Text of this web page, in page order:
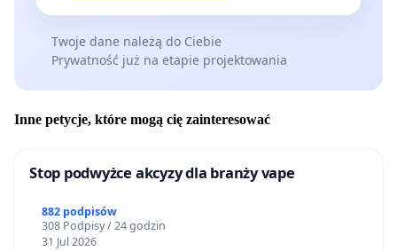
Twoje dane należą do Ciebie
Prywatność już na etapie projektowania
Inne petycje, które mogą cię zainteresować
Stop podwyżce akcyzy dla branży vape
882 podpisów
308 Podpisy / 24 godzin
31 Jul 2026